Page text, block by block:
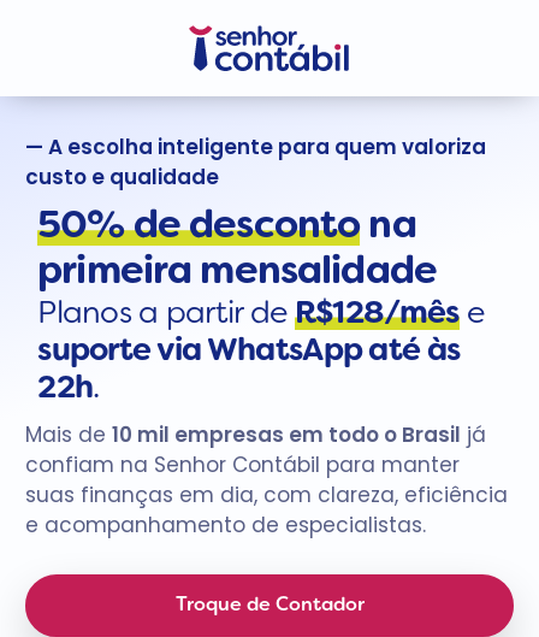
— A escolha inteligente para quem valoriza
custo e qualidade
50% de descontona
primeira mensalidade
Planos a partir de R$128/mêse
suporte via WhatsApp até às
22h.
Mais de10 mil empresas em todo o Brasil já
confiam na Senhor Contábil para manter
suas finanças em dia, com clareza, eficiência
e acompanhamento de especialistas.
Troque de Contador